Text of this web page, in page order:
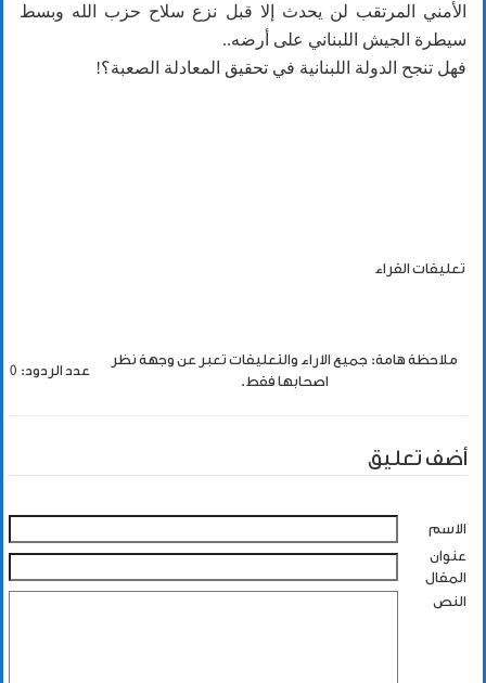
الأمني المرتقب لن يحدث إلا قبل نزع سلاح حزب الله وبسط
سيطرة الجيش اللبناني على أرضه..
فهل تنجح الدولة اللبنانية في تحقيق المعادلة الصعبة؟!
تعليقات القراء
ملاحظة هامة: جميع الاراء والتعليقات تعبر عن وجهة نظر
اصحابها فقط.
عدد الردود: 0
أضف تعليق
الاسم
عنوان
المقال
النص